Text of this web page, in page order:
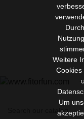
Weitere
Cookies
Um